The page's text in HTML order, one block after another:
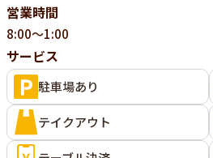
営業時間
8:00～1:00
サービス
駐車場あり
テイクアウト